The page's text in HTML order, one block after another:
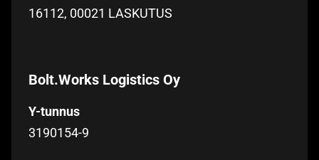
16112, 00021 LASKUTUS
Bolt.Works Logistics Oy
Y-tunnus
3190154-9